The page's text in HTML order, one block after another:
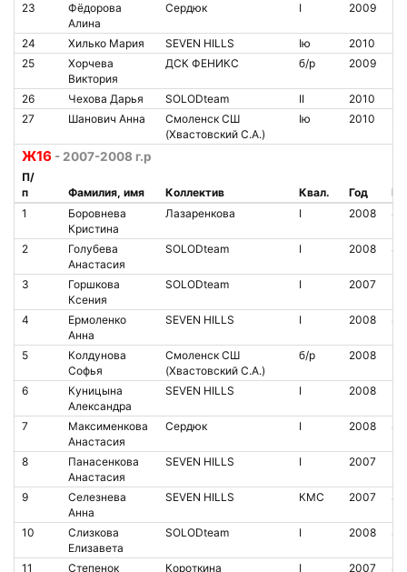
23
Фёдорова
Алина
Сердюк I 2009
24 Хилько Мария SEVEN HILLS Iю
2010
25
Хорчева
Виктория
ДСК ФЕНИКС б/р 2009
26 Чехова Дарья SOLODteam II
2010
27
Шанович Анна
Смоленск СШ
(Хвастовский С.А.)
Iю 2010
Ж16 - 2007-2008 г.р
П/
п
Фамилия, имя Коллектив Квал. Год
№
1
Боровнева
Кристина
Лазаренкова I 2008
2
Голубева
Анастасия
SOLODteam I 2008
3
Горшкова
Ксения
SOLODteam I 2007
4
Ермоленко
Анна
SEVEN HILLS I 2008
5
Колдунова
Софья
Смоленск СШ
(Хвастовский С.А.)
б/р 2008
6
Куницына
Александра
SEVEN HILLS I 2008
7
Максименкова
Анастасия
Сердюк I 2008
8
Панасенкова
Анастасия
SEVEN HILLS I 2007
9
Селезнева
Анна
SEVEN HILLS КМС 2007
10
Слизкова
Елизавета
SOLODteam I 2008
11
Степенок
Короткина I 2007